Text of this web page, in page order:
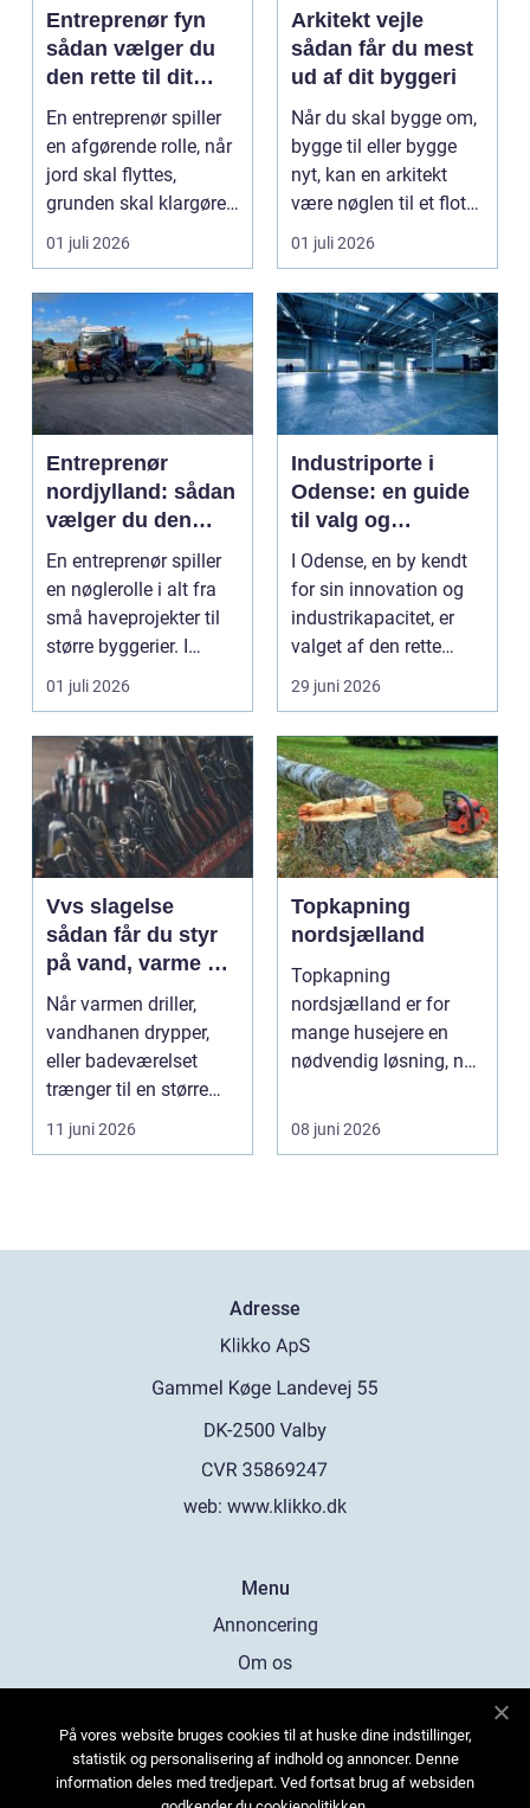
Entreprenør fyn
sådan vælger du
den rette til dit
projekt
En entreprenør spiller
en afgørende rolle, når
jord skal flyttes,
grunden skal klargøres,
eller der ...
01 juli 2026
Arkitekt vejle
sådan får du mest
ud af dit byggeri
Når du skal bygge om,
bygge til eller bygge
nyt, kan en arkitekt
være nøglen til et flot
resultat, d...
01 juli 2026
Entreprenør
nordjylland: sådan
vælger du den
rette
samarbejdspartner
til dit byggeri
En entreprenør spiller
en nøglerolle i alt fra
små haveprojekter til
større byggerier. I
Nordjylland...
01 juli 2026
Industriporte i
Odense: en guide
til valg og
installation
I Odense, en by kendt
for sin innovation og
industrikapacitet, er
valget af den rette
industriport a...
29 juni 2026
Vvs slagelse
sådan får du styr
på vand, varme og
energi i din bolig
Når varmen driller,
vandhanen drypper,
eller badeværelset
trænger til en større
renovering, er en dy...
11 juni 2026
Topkapning
nordsjælland
Topkapning
nordsjælland er for
mange husejere en
nødvendig løsning, når
mørke, ut...
08 juni 2026
Adresse
web: www.klikko.dk
Menu
Annoncering
Om os
Kontakt os
Sitemap
På vores website bruges cookies til at huske dine indstillinger,
statistik og personalisering af indhold og annoncer. Denne
information deles med tredjepart. Ved fortsat brug af websiden